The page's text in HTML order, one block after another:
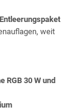
weit
RGB 30 W und